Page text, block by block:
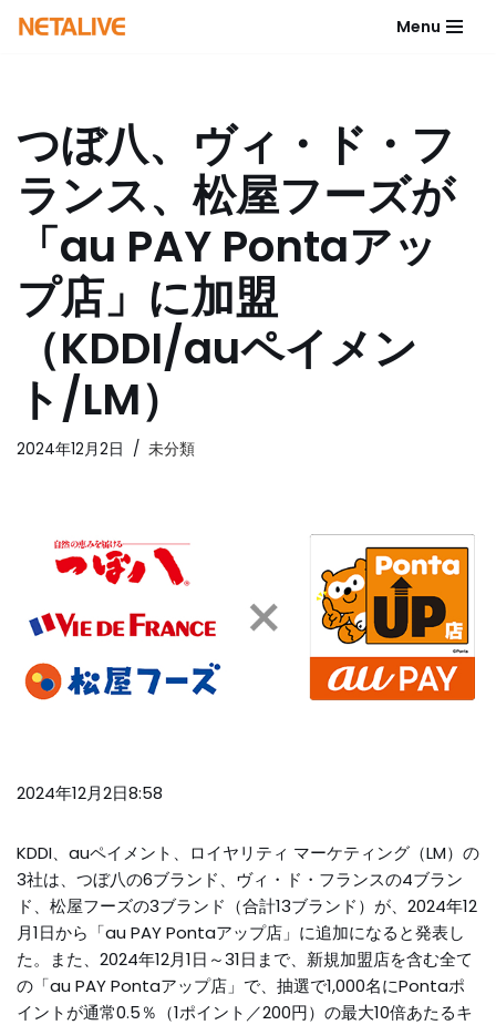
ン
へ
ス
Menu
つぼ八、ヴィ・ド・フ
ランス、松屋フーズが
「au PAY Pontaアッ
プ店」に加盟
（KDDI/auペイメン
ト/LM）
2024年12月2日 未分類
2024年12月2日8:58
KDDI、auペイメント、ロイヤリティ マーケティング（LM）の
3社は、つぼ八の6ブランド、ヴィ・ド・フランスの4ブラン
ド、松屋フーズの3ブランド（合計13ブランド）が、2024年12
月1日から「au PAY Pontaアップ店」に追加になると発表し
た。また、2024年12月1日～31日まで、新規加盟店を含む全て
の「au PAY Pontaアップ店」で、抽選で1,000名にPontaポ
イントが通常0.5％（1ポイント／200円）の最大10倍あたるキ